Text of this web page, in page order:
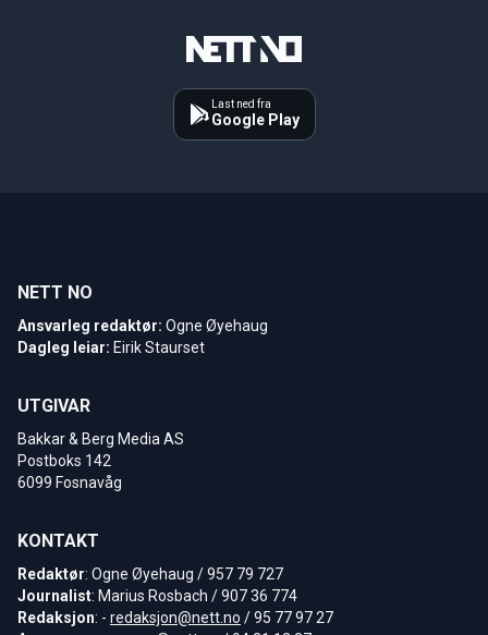
Last ned fra
Google Play
NETT NO
Ansvarleg redaktør: Ogne Øyehaug
Dagleg leiar: Eirik Staurset
UTGIVAR
Bakkar & Berg Media AS
Postboks 142
6099 Fosnavåg
KONTAKT
Redaktør: Ogne Øyehaug / 957 79 727
Journalist: Marius Rosbach / 907 36 774
Redaksjon: - redaksjon@nett.no / 95 77 97 27